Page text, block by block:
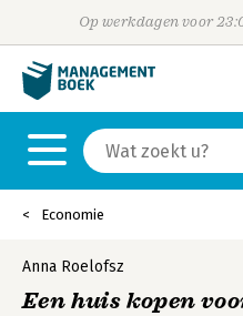
Op werkdagen voor
Economie
Anna Roelofsz
Een huis kopen